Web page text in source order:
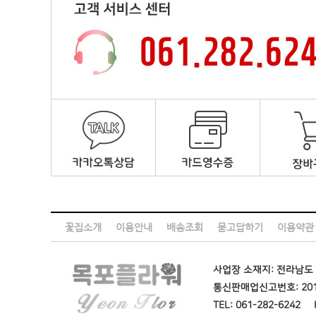
제6조(회원가입)
① 이용자는 “몰”이 정한 가입 양식에 따라 회원정보를 기
② “몰”은 제1항과 같이 회원으로 가입할 것을 신청한 이
1. 가입신청자가 이 약관 제7조제3항에 의하여 이전에 회
외로 한다.
③ 회원가입계약의 성립 시기는 “몰”의 승낙이 회원에게 도
④ 회원은 회원가입 시 등록한 사항에 변경이 있는 경우, 상
제7조(회원 탈퇴 및 자격 상실 등)
1. 가입 신청 시에 허위 내용을 등록한 경우
2. “몰”을 이용하여 구입한 재화 등의 대금, 기타 “몰”이용
3. 다른 사람의 “몰” 이용을 방해하거나 그 정보를 도용하
③ “몰”이 회원 자격을 제한·정지 시킨 후, 동일한 행위가
④ “몰”이 회원자격을 상실시키는 경우에는 회원등록을
3. 개인정보의 보유 및 이용기간
회사는 원칙적으로 개인정보 수집 및 이용목적이 달성된 후
단, 상법 및 “전자상거래등에서의 소비자보호에 관한 법률
기간 보유합니다.
- 계약 또는 청약철회 등에 관한 기록 : 5년 (전자상거래등에
- 본인확인에 관한 기록 : 6개월(정보통신망 이용촉진 및 정
- 방문(로그)에 관한 기록 : 3개월(통신비밀보호법)
4. 개인정보의 파기 절차 및 방법
가. 파기절차
이용자가 서비스 이용 등을 위해 입력하신 정보는 목적이
별도 DB로 옮겨진 개인정보는 법률에 의한 경우가 아니고
나. 파기방법
- 종이에 출력된 개인정보 : 분쇄기로 분쇄하거나 소각
꽃집소개 이용안내 배송조회 묻고답하기 이용약관
사업장 소재지: 전라남
통신판매업신고번호:
TEL: 061-282-6242